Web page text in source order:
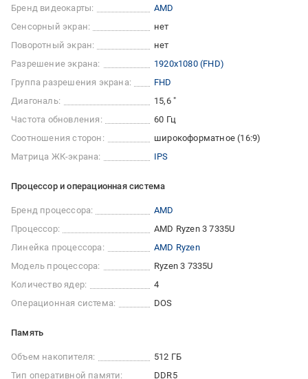
Бренд видеокарты:
AMD
Сенсорный экран:
нет
Поворотный экран:
нет
Разрешение экрана:
1920x1080 (FHD)
Группа разрешения экрана:
FHD
Диагональ:
15,6 "
Частота обновления:
60 Гц
Соотношения сторон:
широкоформатное (16:9)
Матрица ЖК-экрана:
IPS
Процессор и операционная система
Бренд процессора:
AMD
Процессор:
AMD Ryzen 3 7335U
Линейка процессора:
AMD Ryzen
Модель процессора:
Ryzen 3 7335U
Количество ядер:
4
Операционная система:
DOS
Память
Объем накопителя:
512 ГБ
Тип оперативной памяти:
DDR5